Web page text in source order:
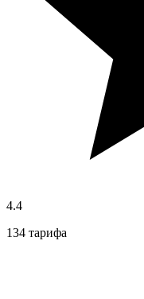
4.4
134 тарифа